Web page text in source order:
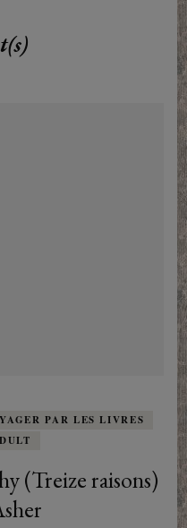
PAR LES LIVRES
(Treize raisons)